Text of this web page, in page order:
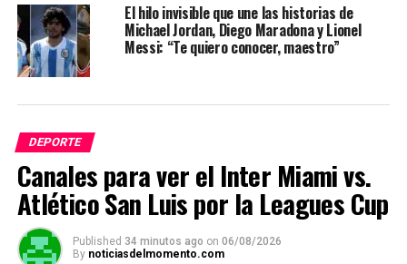
El hilo invisible que une las historias de
Michael Jordan, Diego Maradona y Lionel
Messi: “Te quiero conocer, maestro”
DEPORTE
Canales para ver el Inter Miami vs.
Atlético San Luis por la Leagues Cup
Published 34 minutos ago on 06/08/2026
By noticiasdelmomento.com